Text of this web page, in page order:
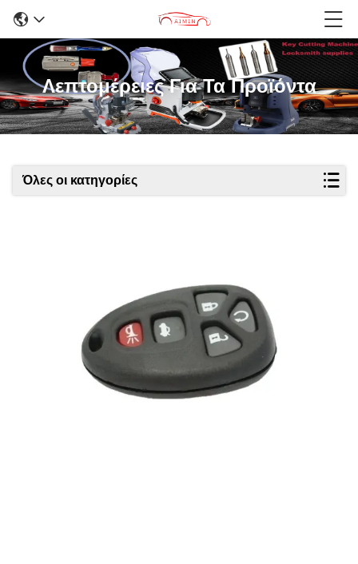
Λεπτομέρειες Για Τα Προϊόντα
Όλες οι κατηγορίες